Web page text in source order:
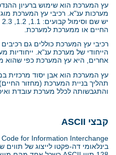
עץ המערכת הוא שימוש ברעיון
מערכות ענ"א. רכיבי עץ המערכת
החיים או ממערכת למערכת.
רכיבי עץ המערכת כוללים גם
הייחודי של מערכת ענ"א. ייחודיות
אחרים, היא עץ המערכת כפי שהוא
עץ המערכת הוא אבן יסוד מרכזית
תהליך בניית המערכת (מחזור
והתגבשותה לכלל מערכת עובדת
קבצי ASCII
for Information Interchange
בינלאומי דה-פקטו לייצוג של